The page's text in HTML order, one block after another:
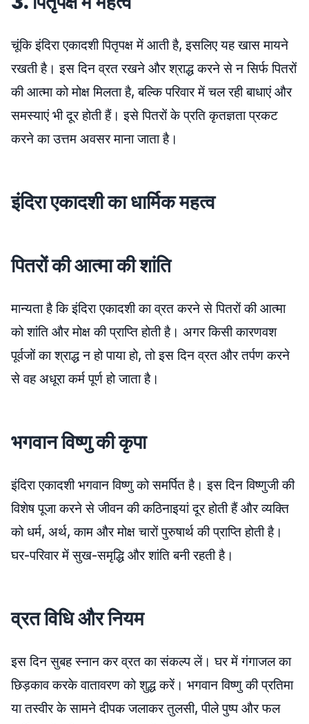
चूंकि इंदिरा एकादशी पितृपक्ष में आती है, इसलिए यह खास मायने
रखती है। इस दिन व्रत रखने और श्राद्ध करने से न सिर्फ पितरों
की आत्मा को मोक्ष मिलता है, बल्कि परिवार में चल रही बाधाएं और
समस्याएं भी दूर होती हैं। इसे पितरों के प्रति कृतज्ञता प्रकट
करने का उत्तम अवसर माना जाता है।
इंदिरा एकादशी का धार्मिक महत्व
पितरों की आत्मा की शांति
मान्यता है कि इंदिरा एकादशी का व्रत करने से पितरों की आत्मा
को शांति और मोक्ष की प्राप्ति होती है। अगर किसी कारणवश
पूर्वजों का श्राद्ध न हो पाया हो, तो इस दिन व्रत और तर्पण करने
से वह अधूरा कर्म पूर्ण हो जाता है।
भगवान विष्णु की कृपा
इंदिरा एकादशी भगवान विष्णु को समर्पित है। इस दिन विष्णुजी की
विशेष पूजा करने से जीवन की कठिनाइयां दूर होती हैं और व्यक्ति
को धर्म, अर्थ, काम और मोक्ष चारों पुरुषार्थ की प्राप्ति होती है।
घर-परिवार में सुख-समृद्धि और शांति बनी रहती है।
व्रत विधि और नियम
इस दिन सुबह स्नान कर व्रत का संकल्प लें। घर में गंगाजल का
छिड़काव करके वातावरण को शुद्ध करें। भगवान विष्णु की प्रतिमा
या तस्वीर के सामने दीपक जलाकर तुलसी, पीले पुष्प और फल